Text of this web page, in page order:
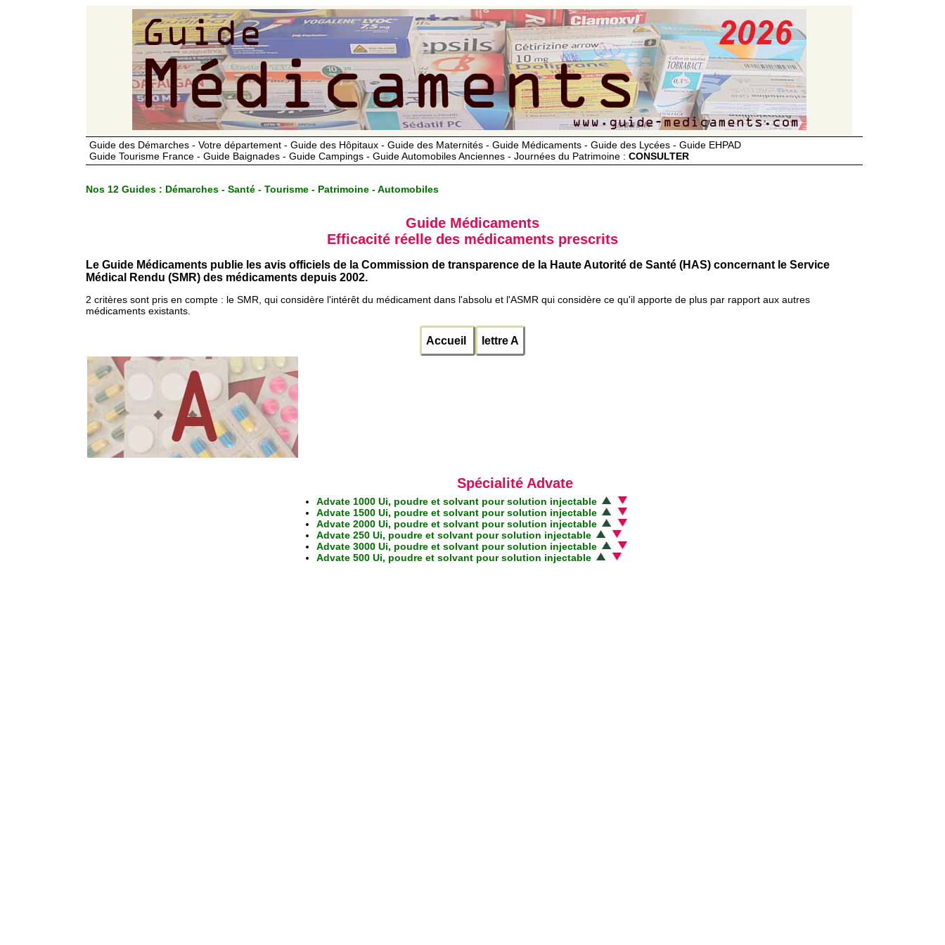
Guide des Démarches - Votre département - Guide des Hôpitaux - Guide des Maternités - Guide Médicaments - Guide des Lycées - Guide EHPAD
Guide Tourisme France - Guide Baignades - Guide Campings - Guide Automobiles Anciennes - Journées du Patrimoine : CONSULTER
Nos 12 Guides : Démarches - Santé - Tourisme - Patrimoine - Automobiles
Guide Médicaments
Efficacité réelle des médicaments prescrits
Le Guide Médicaments publie les avis officiels de la Commission de transparence de la Haute Autorité de Santé (HAS) concernant le Service
Médical Rendu (SMR) des médicaments depuis 2002.
2 critères sont pris en compte : le SMR, qui considère l'intérêt du médicament dans l'absolu et l'ASMR qui considère ce qu'il apporte de plus par rapport aux autres
médicaments existants.
Accueil lettre A
Spécialité Advate
Advate 1000 Ui, poudre et solvant pour solution injectable
Advate 1500 Ui, poudre et solvant pour solution injectable
Advate 2000 Ui, poudre et solvant pour solution injectable
Advate 250 Ui, poudre et solvant pour solution injectable
Advate 3000 Ui, poudre et solvant pour solution injectable
Advate 500 Ui, poudre et solvant pour solution injectable